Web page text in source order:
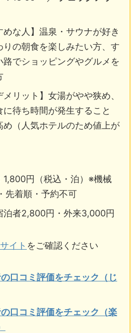
めな人】温泉・サウナが好き
りの朝食を楽しみたい方、す
路でショッピングやグルメを
メリット】女湯がやや狭め、
待ち時間が発生すること
め（人気ホテルのため値上が
1,800円（税込・泊）※機械
先着順・予約不可
泊者2,800円・外来3,000円
イト をご確認ください
口コミ評価をチェック（じ
口コミ評価をチェック（楽